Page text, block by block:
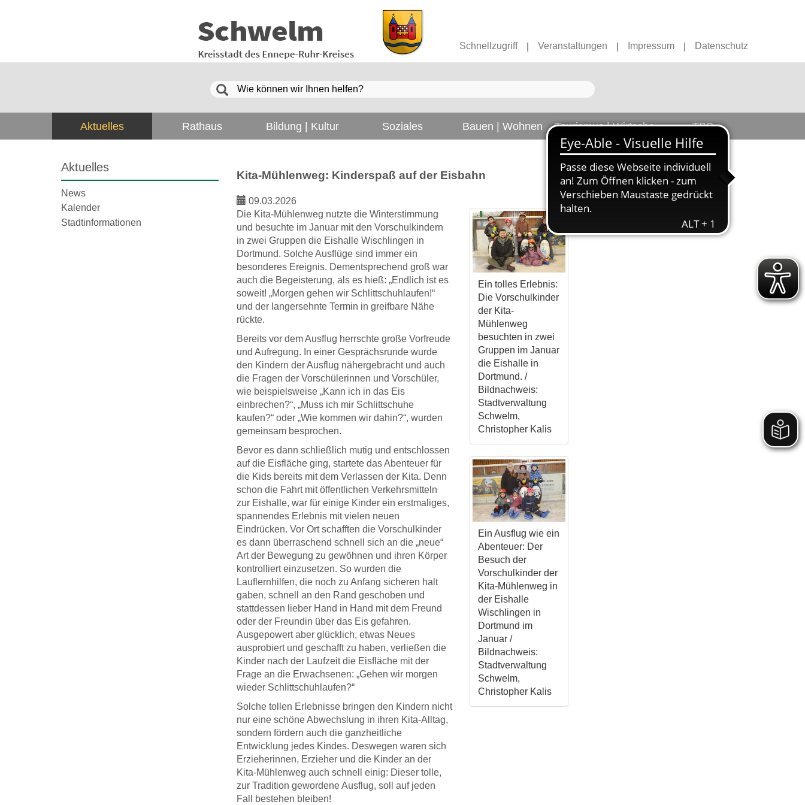
Schnellzugriff Veranstaltungen Impressum Datenschutz
Aktuelles Rathaus Bildung | Kultur Soziales Bauen | Wohnen Tourismus | Wirtschaft TBS
Aktuelles
News
Kalender
Stadtinformationen
Kita-Mühlenweg: Kinderspaß auf der Eisbahn
09.03.2026
Die Kita-Mühlenweg nutzte die Winterstimmung
und besuchte im Januar mit den Vorschulkindern
in zwei Gruppen die Eishalle Wischlingen in
Dortmund. Solche Ausflüge sind immer ein
besonderes Ereignis. Dementsprechend groß war
auch die Begeisterung, als es hieß: „Endlich ist es
soweit! „Morgen gehen wir Schlittschuhlaufen!“
und der langersehnte Termin in greifbare Nähe
rückte.
Bereits vor dem Ausflug herrschte große Vorfreude
und Aufregung. In einer Gesprächsrunde wurde
den Kindern der Ausflug nähergebracht und auch
die Fragen der Vorschülerinnen und Vorschüler,
wie beispielsweise „Kann ich in das Eis
einbrechen?“, „Muss ich mir Schlittschuhe
kaufen?“ oder „Wie kommen wir dahin?“, wurden
gemeinsam besprochen.
Bevor es dann schließlich mutig und entschlossen
auf die Eisfläche ging, startete das Abenteuer für
die Kids bereits mit dem Verlassen der Kita. Denn
schon die Fahrt mit öffentlichen Verkehrsmitteln
zur Eishalle, war für einige Kinder ein erstmaliges,
spannendes Erlebnis mit vielen neuen
Eindrücken. Vor Ort schafften die Vorschulkinder
es dann überraschend schnell sich an die „neue“
Art der Bewegung zu gewöhnen und ihren Körper
kontrolliert einzusetzen. So wurden die
Lauflernhilfen, die noch zu Anfang sicheren halt
gaben, schnell an den Rand geschoben und
stattdessen lieber Hand in Hand mit dem Freund
oder der Freundin über das Eis gefahren.
Ausgepowert aber glücklich, etwas Neues
ausprobiert und geschafft zu haben, verließen die
Kinder nach der Laufzeit die Eisfläche mit der
Frage an die Erwachsenen: „Gehen wir morgen
wieder Schlittschuhlaufen?“
Solche tollen Erlebnisse bringen den Kindern nicht
nur eine schöne Abwechslung in ihren Kita-Alltag,
sondern fördern auch die ganzheitliche
Entwicklung jedes Kindes. Deswegen waren sich
Erzieherinnen, Erzieher und die Kinder an der
Kita-Mühlenweg auch schnell einig: Dieser tolle,
zur Tradition gewordene Ausflug, soll auf jeden
Fall bestehen bleiben!
Ein tolles Erlebnis:
Die Vorschulkinder
der Kita-
Mühlenweg
besuchten in zwei
Gruppen im Januar
die Eishalle in
Dortmund. /
Bildnachweis:
Stadtverwaltung
Schwelm,
Christopher Kalis
Ein Ausflug wie ein
Abenteuer: Der
Besuch der
Vorschulkinder der
Kita-Mühlenweg in
der Eishalle
Wischlingen in
Dortmund im
Januar /
Bildnachweis:
Stadtverwaltung
Schwelm,
Christopher Kalis